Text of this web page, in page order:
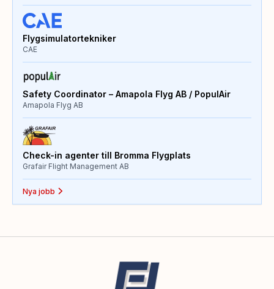
Flygsimulatortekniker
CAE
Safety Coordinator – Amapola Flyg AB / PopulAir
Amapola Flyg AB
Check-in agenter till Bromma Flygplats
Grafair Flight Management AB
Nya jobb